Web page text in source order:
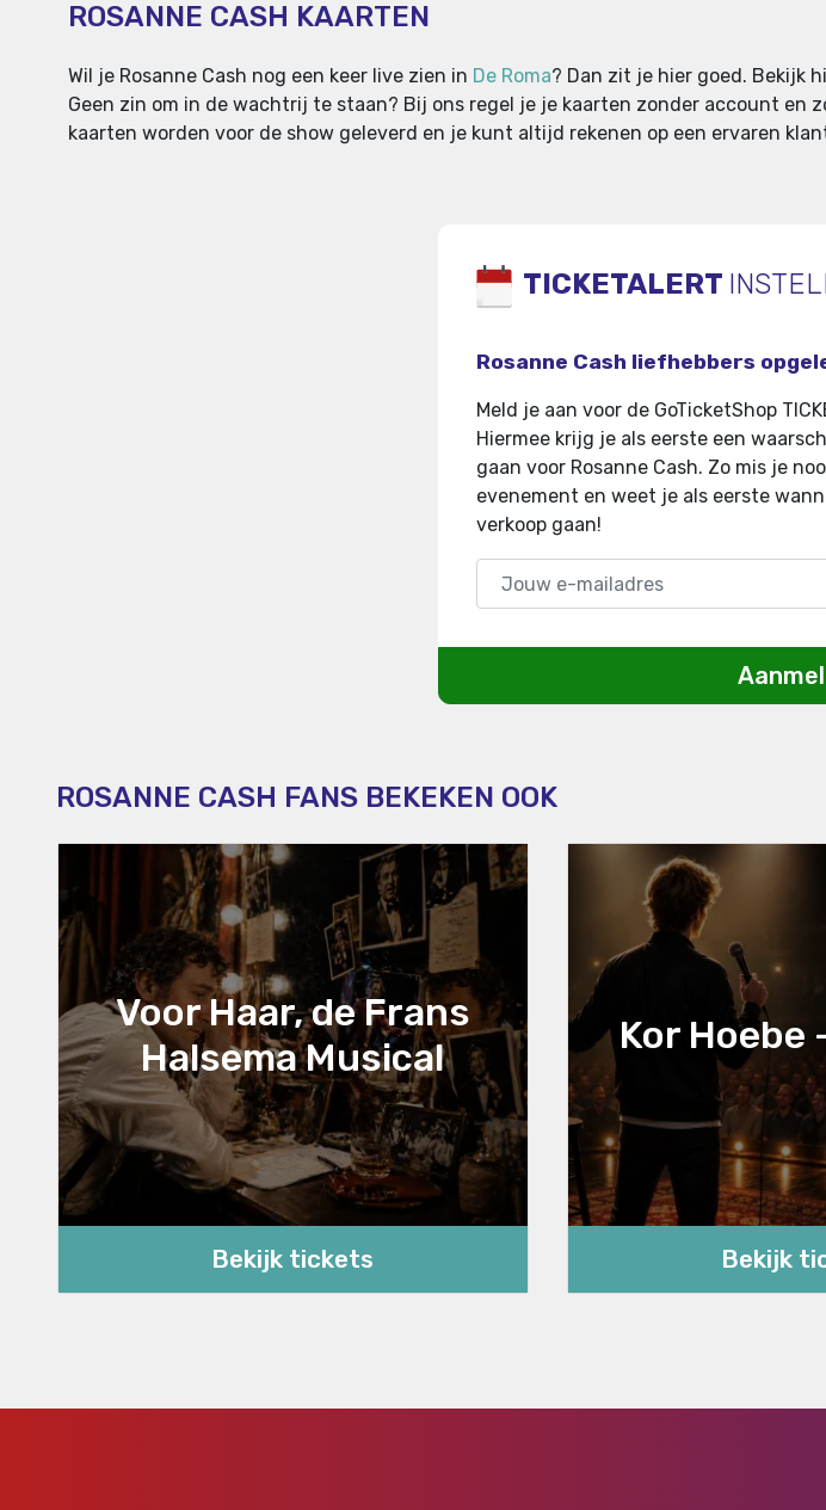
ROSANNE CASH KAARTEN
Wil je Rosanne Cash nog een keer live zien in De Roma? Dan zit je hier goed. Bekijk
Geen zin om in de wachtrij te staan? Bij ons regel je je kaarten zonder account en
kaarten worden voor de show geleverd en je kunt altijd rekenen op een ervaren
TICKETALERT
Rosanne Cash liefhebbers
Meld je aan voor de GoTicketShop
Hiermee krijg je als eerste een
gaan voor Rosanne Cash. Zo mis je
evenement en weet je als eerste
verkoop gaan!
ROSANNE CASH FANS BEKEKEN OOK
Voor Haar, de Frans
Halsema Musical
Bekijk tickets
Kor Hoebe
Bekijk